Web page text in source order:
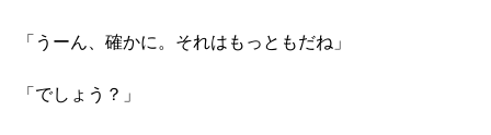
「うーん、確かに。それはもっともだね」
「でしょう？」